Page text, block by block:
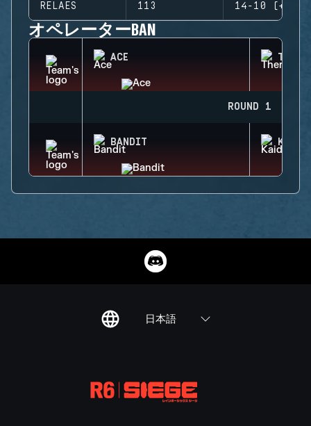
RELAES 113 14-10 (+4)
オペレーターBAN
ACE
ROUND 1
BANDIT KAID
日本語